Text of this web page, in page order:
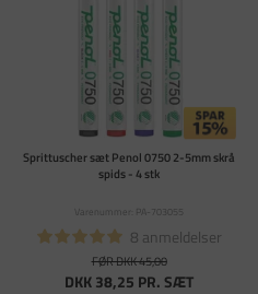
Sprittuscher sæt Penol 0750 2-5mm skrå
spids - 4 stk
Varenummer: PA-703055
8 anmeldelser
FØR DKK 45,00
DKK 38,25 PR. SÆT